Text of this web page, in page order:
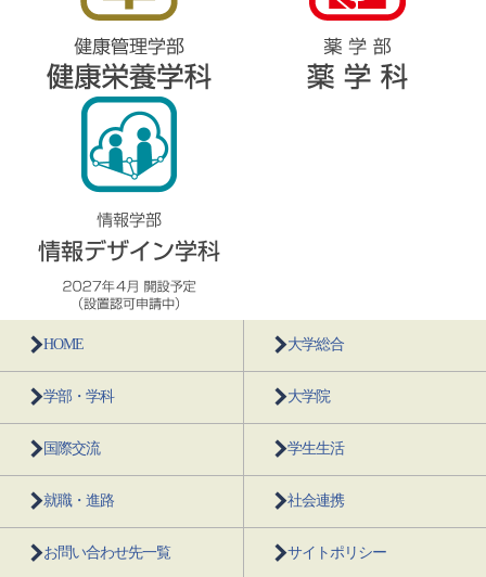
HOME 大学総合
学部・学科 大学院
国際交流 学生生活
就職・進路 社会連携
お問い合わせ先一覧 サイトポリシー